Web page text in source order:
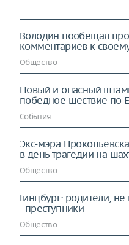
Володин пообещал
комментариев к
Общество
Новый и опасный
победное шествие по
События
Экс-мэра
в день трагедии на
Общество
Гинцбург: родители,
- преступники
Общество